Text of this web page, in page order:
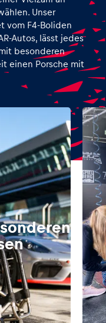
Unser
vom F4-Boliden
Autos, lässt jedes
besonderen
einen Porsche mit